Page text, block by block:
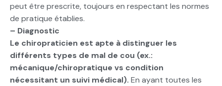
peut être prescrite, toujours en respectant les normes
de pratique établies.
– Diagnostic
Le chiropraticien est apte à distinguer les
différents types de mal de cou (ex.:
mécanique/chiropratique vs condition
nécessitant un suivi médical). En ayant toutes les